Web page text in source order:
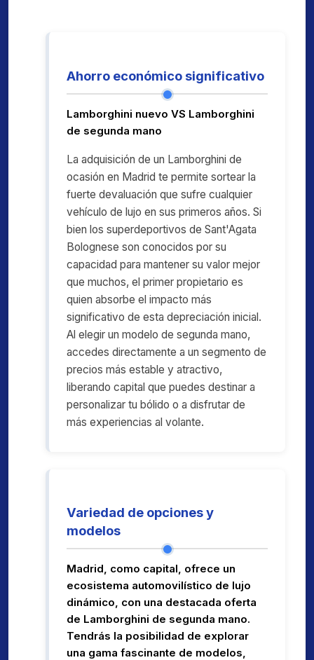
Ahorro económico significativo
Lamborghini nuevo VS Lamborghini
de segunda mano
La adquisición de un Lamborghini de
ocasión en Madrid te permite sortear la
fuerte devaluación que sufre cualquier
vehículo de lujo en sus primeros años. Si
bien los superdeportivos de Sant'Agata
Bolognese son conocidos por su
capacidad para mantener su valor mejor
que muchos, el primer propietario es
quien absorbe el impacto más
significativo de esta depreciación inicial.
Al elegir un modelo de segunda mano,
accedes directamente a un segmento de
precios más estable y atractivo,
liberando capital que puedes destinar a
personalizar tu bólido o a disfrutar de
más experiencias al volante.
Variedad de opciones y
modelos
Madrid, como capital, ofrece un
ecosistema automovilístico de lujo
dinámico, con una destacada oferta
de Lamborghini de segunda mano.
Tendrás la posibilidad de explorar
una gama fascinante de modelos,